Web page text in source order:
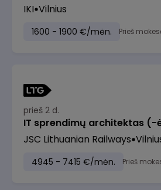
IKI Vilnius
1600 - 1900 €/mėn. Prieš
prieš 2 d.
IT sprendimų architektas (-
JSC Lithuanian Railways
4945 - 7415 €/mėn. Prieš